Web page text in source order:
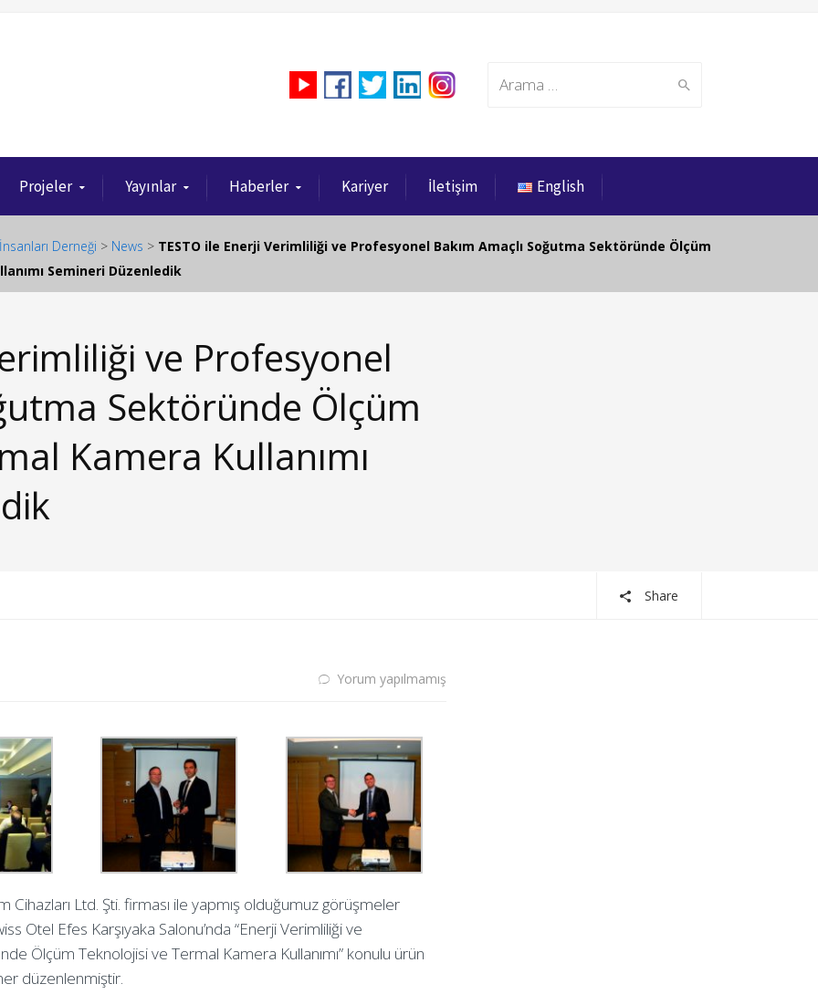
Search
Projeler Yayınlar Haberler Kariyer İletişim English
Derneği > News > TESTO ile Enerji Verimliliği ve Profesyonel Bakım Amaçlı Soğutma Sektöründe Ölçüm
Semineri Düzenledik
ve Profesyonel
Sektöründe Ölçüm
Kamera Kullanımı
Share
Yorum yapılmamış
Ltd. Şti. firması ile yapmış olduğumuz görüşmeler
Otel Efes Karşıyaka Salonu’nda “Enerji Verimliliği ve
Ölçüm Teknolojisi ve Termal Kamera Kullanımı” konulu ürün
düzenlenmiştir.